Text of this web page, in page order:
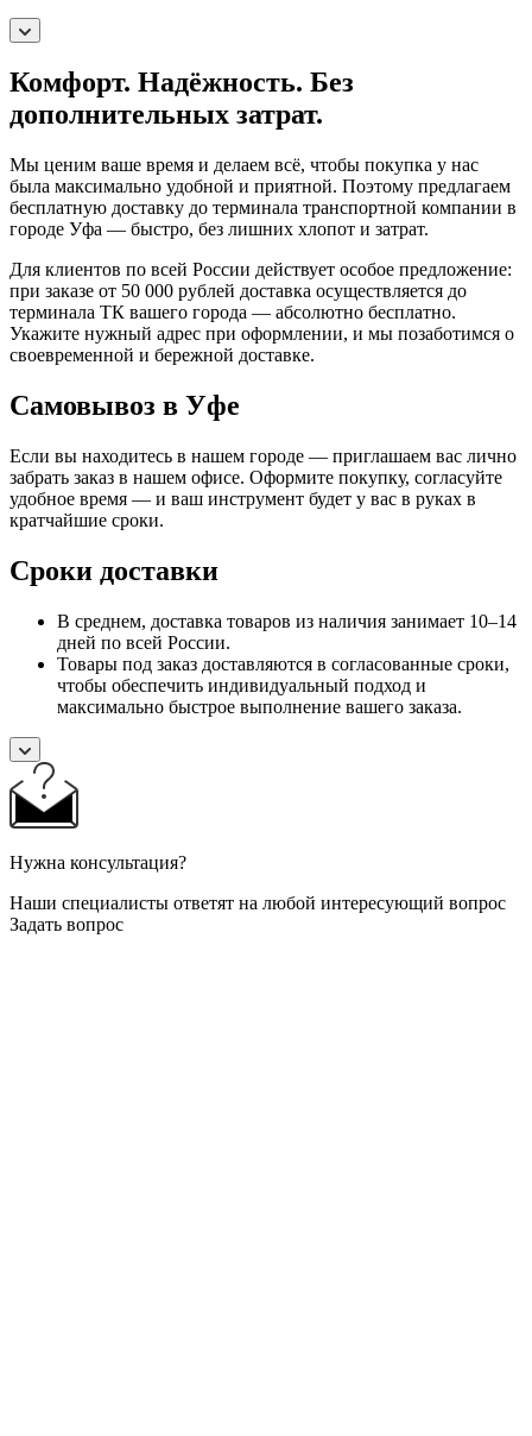
Комфорт. Надёжность. Без
дополнительных затрат.
Мы ценим ваше время и делаем всё, чтобы покупка у нас
была максимально удобной и приятной. Поэтому предлагаем
бесплатную доставку до терминала транспортной компании в
городе Уфа — быстро, без лишних хлопот и затрат.
Для клиентов по всей России действует особое предложение:
при заказе от 50 000 рублей доставка осуществляется до
терминала ТК вашего города — абсолютно бесплатно.
Укажите нужный адрес при оформлении, и мы позаботимся о
своевременной и бережной доставке.
Самовывоз в Уфе
Если вы находитесь в нашем городе — приглашаем вас лично
забрать заказ в нашем офисе. Оформите покупку, согласуйте
удобное время — и ваш инструмент будет у вас в руках в
кратчайшие сроки.
Сроки доставки
В среднем, доставка товаров из наличия занимает 10–14
дней по всей России.
Товары под заказ доставляются в согласованные сроки,
чтобы обеспечить индивидуальный подход и
максимально быстрое выполнение вашего заказа.
Нужна консультация?
Наши специалисты ответят на любой интересующий вопрос
Задать вопрос